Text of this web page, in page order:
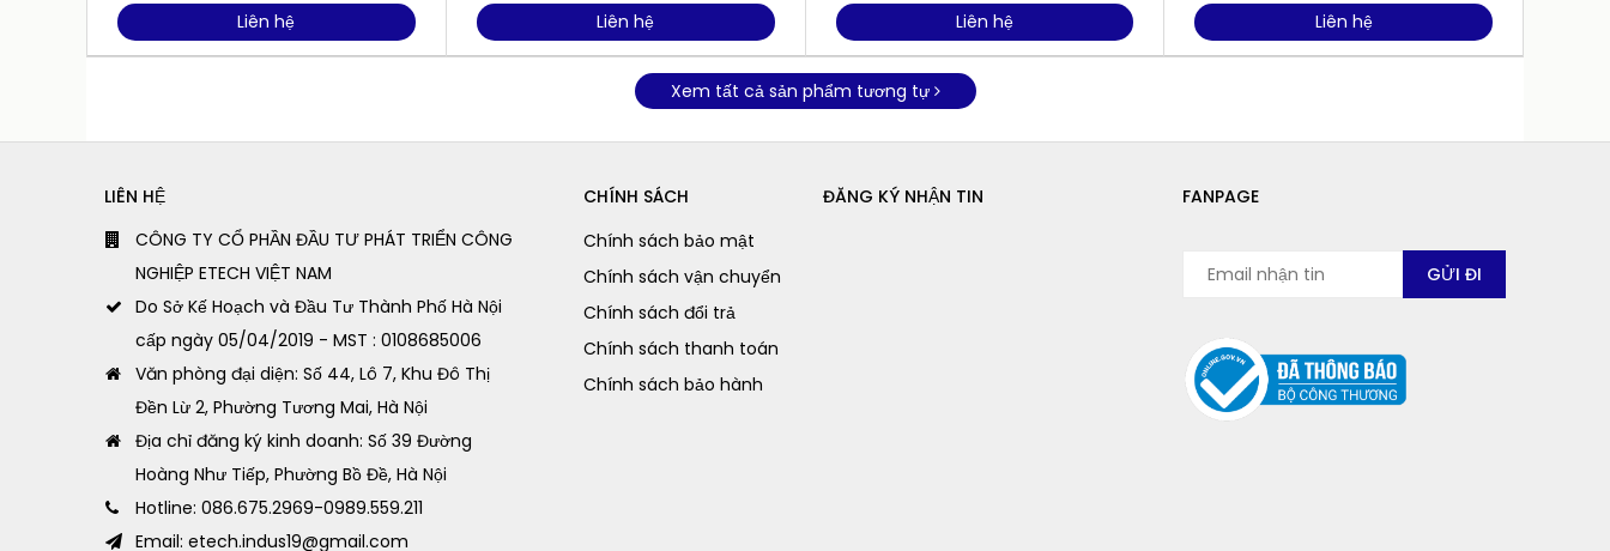
Liên hệ Liên hệ Liên hệ Liên hệ
Xem tất cả sản phẩm tương tự
LIÊN HỆ
CÔNG TY CỔ PHẦN ĐẦU TƯ PHÁT TRIỂN CÔNG
NGHIỆP ETECH VIỆT NAM
Do Sở Kế Hoạch và Đầu Tư Thành Phố Hà Nội
cấp ngày 05/04/2019 - MST : 0108685006
Văn phòng đại diện: Số 44, Lô 7, Khu Đô Thị
Đền Lừ 2, Phường Tương Mai, Hà Nội
Địa chỉ đăng ký kinh doanh: Số 39 Đường
Hoàng Như Tiếp, Phường Bồ Đề, Hà Nội
Hotline: 086.675.2969-0989.559.211
Email: etech.indus19@gmail.com
CHÍNH SÁCH
Chính sách bảo mật
Chính sách vận chuyển
Chính sách đổi trả
Chính sách thanh toán
Chính sách bảo hành
ĐĂNG KÝ NHẬN TIN FANPAGE